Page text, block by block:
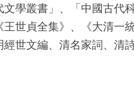
學叢書」、「中國古代
世貞全集》、《大清一
世文編、清名家詞、清